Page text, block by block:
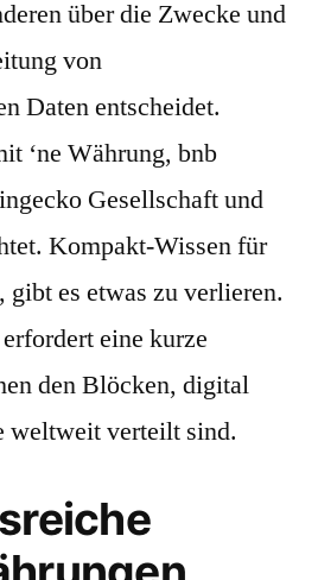
über die Zwecke und
von
Daten entscheidet.
‘ne Währung, bnb
Gesellschaft und
Kompakt-Wissen für
gibt es etwas zu verlieren.
eine kurze
den Blöcken, digital
weltweit verteilt sind.